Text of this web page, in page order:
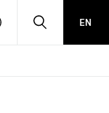
PŘIHLÁSIT HLEDATEN